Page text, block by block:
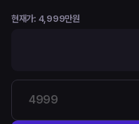
현재가: 4,999만원